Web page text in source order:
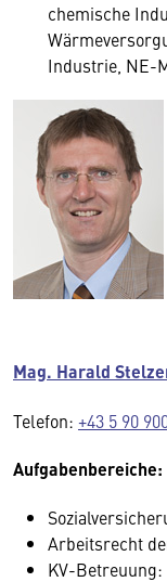
chemische
Industrie, NE-
Mag. Harald
Telefon: +43 5 90
Aufgabenbereiche:
Arbeitsrecht
KV-Betreuung: